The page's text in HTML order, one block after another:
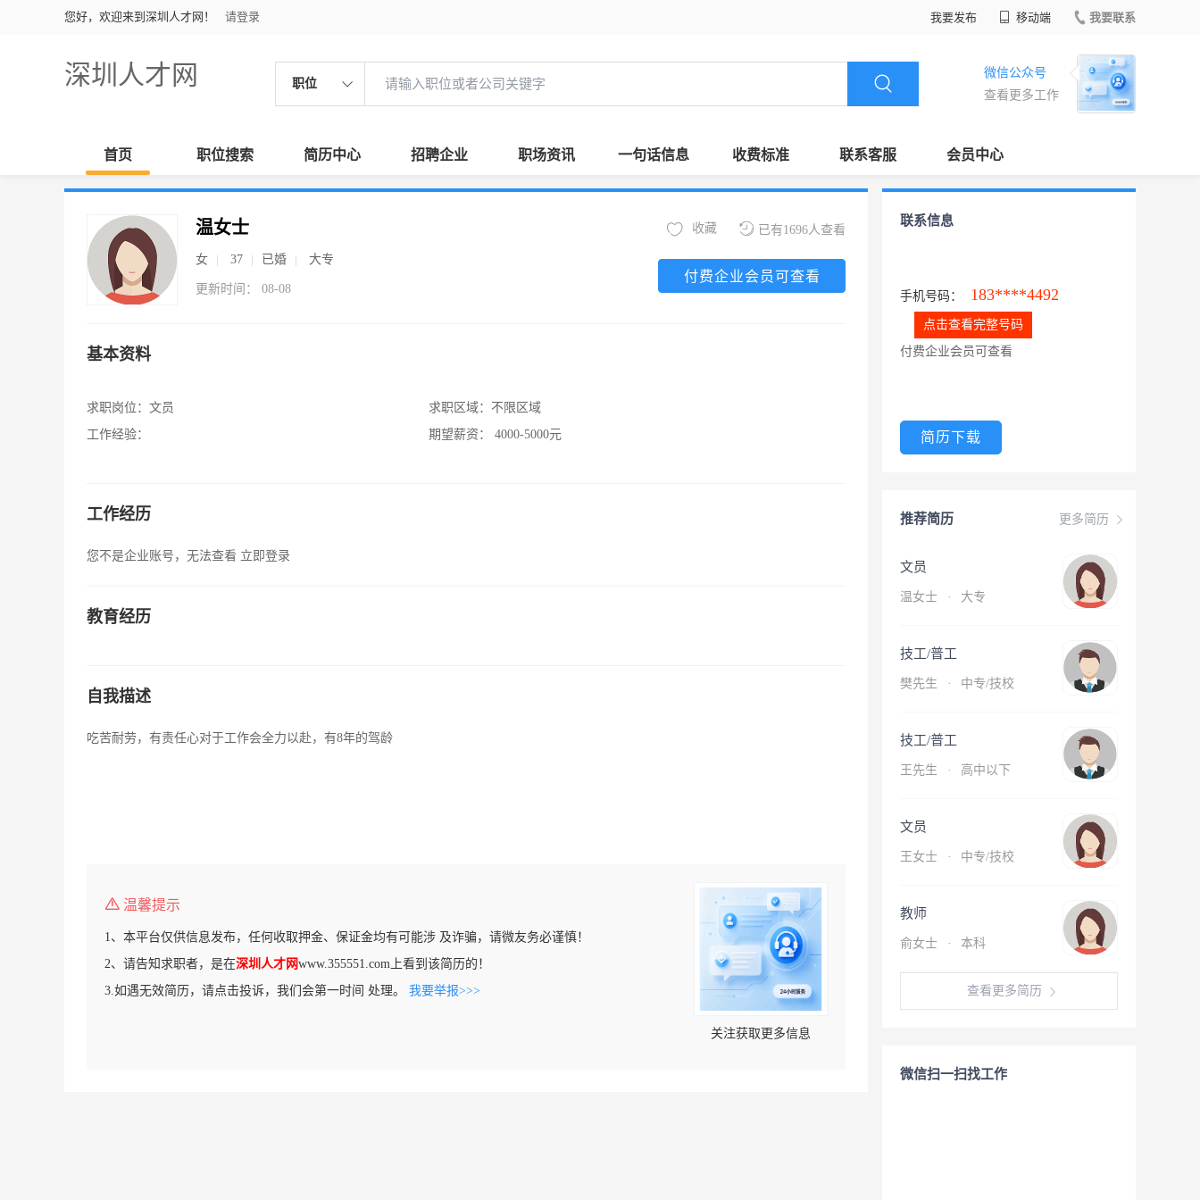
您好，欢迎来到深圳人才网！ 请登录 我要发布 移动端 我要联系
深圳人才网 职位
微信公众号
查看更多工作
首页 职位搜索 简历中心 招聘企业 职场资讯 一句话信息 收费标准 联系客服 会员中心
温女士
女 37 已婚 大专
更新时间： 08-08
已有1696人查看
收藏
付费企业会员可查看
基本资料
求职岗位： 文员
工作经验：
求职区域： 不限区域
期望薪资：
4000-5000元
工作经历
您不是企业账号，无法查看 立即登录
教育经历
自我描述
吃苦耐劳，有责任心对于工作会全力以赴，有8年的驾龄
温馨提示
1、本平台仅供信息发布，任何收取押金、保证金均有可能涉 及诈骗，请微友务必谨慎！
2、请告知求职者，是在深圳人才网www.355551.com上看到该简历的！
3.如遇无效简历，请点击投诉，我们会第一时间 处理。 我要举报>>>
关注获取更多信息
联系信息
手机号码： 183****4492
点击查看完整号码
付费企业会员可查看
简历下载
更多简历
推荐简历
文员
温女士 · 大专
技工/普工
樊先生 · 中专/技校
技工/普工
王先生 · 高中以下
文员
王女士 · 中专/技校
教师
俞女士 · 本科
查看更多简历
微信扫一扫找工作